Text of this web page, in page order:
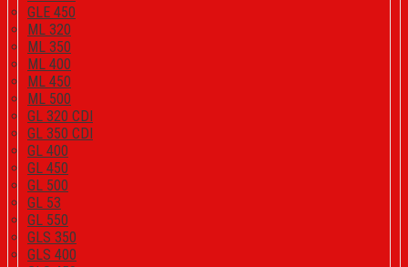
GLE 450
ML 320
ML 350
ML 400
ML 450
ML 500
GL 320 CDI
GL 350 CDI
GL 400
GL 450
GL 500
GL 53
GL 550
GLS 350
GLS 400